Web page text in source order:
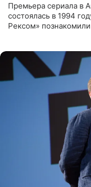
Премьера сериала в
состоялась в 1994
Рексом»